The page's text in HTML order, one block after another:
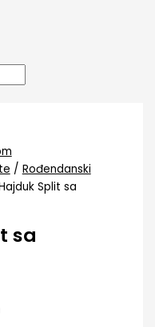
/ Rođendanski
Split sa
sa